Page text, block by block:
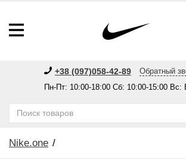
+38 (097)058-42-89
Обратный
Пн-Пт: 10:00-18:00 Сб: 10:00-15:00 Вс:
Nike.one